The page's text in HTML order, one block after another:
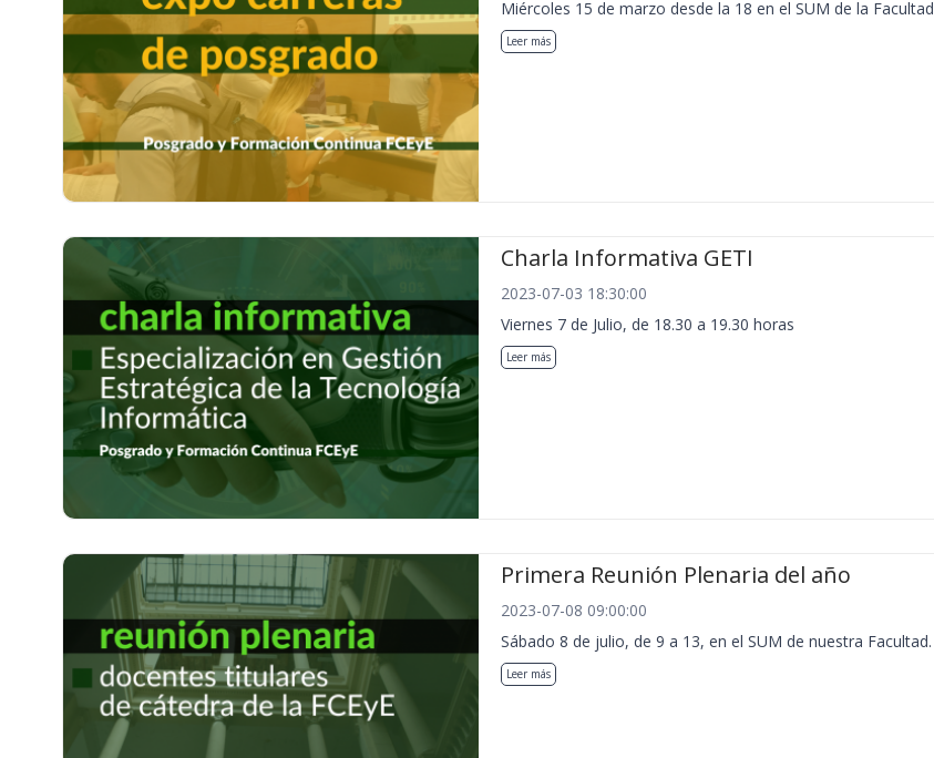
Miércoles 15 de marzo desde la 18 en el SUM de la Facultad
Leer más
Charla Informativa GETI
2023-07-03 18:30:00
Viernes 7 de Julio, de 18.30 a 19.30 horas
Leer más
Primera Reunión Plenaria del año
2023-07-08 09:00:00
Sábado 8 de julio, de 9 a 13, en el SUM de nuestra Facultad.
Leer más